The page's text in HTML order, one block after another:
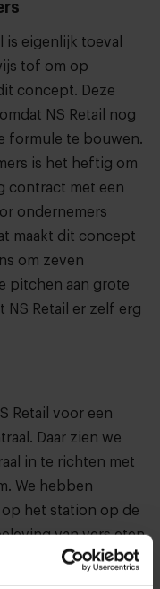
is eigenlijk toeval
tof om op
concept. Deze
NS Retail nog
formule te bouwen.
is het heftig om
contract met een
ondernemers
maakt dit concept
om zeven
pitchen aan grote
NS Retail er zelf erg
Retail voor een
Daar zien we
in te richten met
We hebben
het station op de
van vers eten
sociale aspect erin
hebben